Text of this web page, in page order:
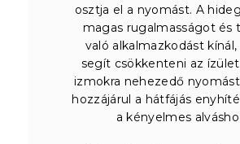
osztja el a nyomást. A
magas rugalmasságot és
való alkalmazkodást
segít csökkenteni az
izmokra nehezedő
hozzájárul a hátfájás
a kényelmes